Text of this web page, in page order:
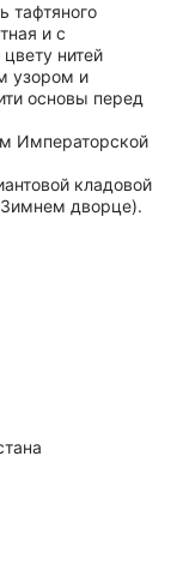
тафтяного
и с
нитей
узором и
основы перед
Императорской
кладовой
Зимнем дворце).